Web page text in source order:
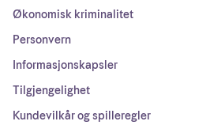
Økonomisk kriminalitet
Personvern
Informasjonskapsler
Tilgjengelighet
Kundevilkår og spilleregler